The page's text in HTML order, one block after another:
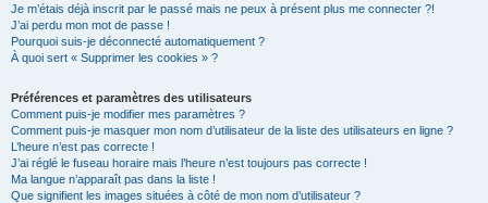
Je m’étais déjà inscrit par le passé mais ne peux à présent plus me connecter ?!
J’ai perdu mon mot de passe !
Pourquoi suis-je déconnecté automatiquement ?
À quoi sert « Supprimer les cookies » ?
Préférences et paramètres des utilisateurs
Comment puis-je modifier mes paramètres ?
Comment puis-je masquer mon nom d’utilisateur de la liste des utilisateurs en ligne ?
L’heure n’est pas correcte !
J’ai réglé le fuseau horaire mais l’heure n’est toujours pas correcte !
Ma langue n’apparaît pas dans la liste !
Que signifient les images situées à côté de mon nom d’utilisateur ?